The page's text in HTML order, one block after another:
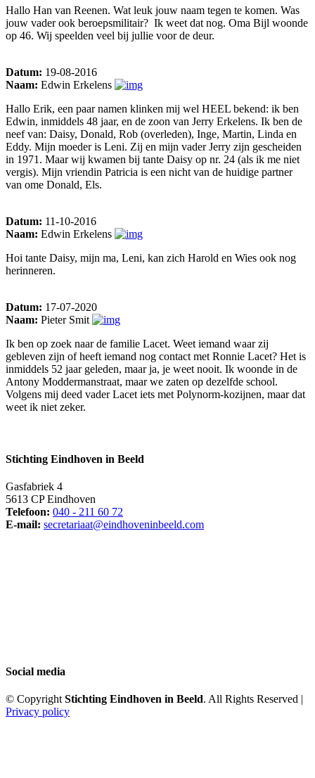
Hallo Han van Reenen. Wat leuk jouw naam tegen te komen. Was
jouw vader ook beroepsmilitair? Ik weet dat nog. Oma Bijl woonde
op 46. Wij speelden veel bij jullie voor de deur.
Datum: 19-08-2016
Naam: Edwin Erkelens
Hallo Erik, een paar namen klinken mij wel HEEL bekend: ik ben
Edwin, inmiddels 48 jaar, en de zoon van Jerry Erkelens. Ik ben de
neef van: Daisy, Donald, Rob (overleden), Inge, Martin, Linda en
Eddy. Mijn moeder is Leni. Zij en mijn vader Jerry zijn gescheiden
in 1971. Maar wij kwamen bij tante Daisy op nr. 24 (als ik me niet
vergis). Mijn vriendin Patricia is een nicht van de huidige partner
van ome Donald, Els.
Datum: 11-10-2016
Naam: Edwin Erkelens
Hoi tante Daisy, mijn ma, Leni, kan zich Harold en Wies ook nog
herinneren.
Datum: 17-07-2020
Naam: Pieter Smit
Ik ben op zoek naar de familie Lacet. Weet iemand waar zij
gebleven zijn of heeft iemand nog contact met Ronnie Lacet? Het is
inmiddels 52 jaar geleden, maar ja, je weet nooit. Ik woonde in de
Antony Moddermanstraat, maar we zaten op dezelfde school.
Volgens mij deed vader Lacet iets met Polynorm-kozijnen, maar dat
weet ik niet zeker.
Stichting Eindhoven in Beeld
Gasfabriek 4
5613 CP Eindhoven
Telefoon: 040 - 211 60 72
E-mail: secretariaat@eindhoveninbeeld.com
Social media
© CopyrightStichting Eindhoven in Beeld. All Rights Reserved |
Privacy policy